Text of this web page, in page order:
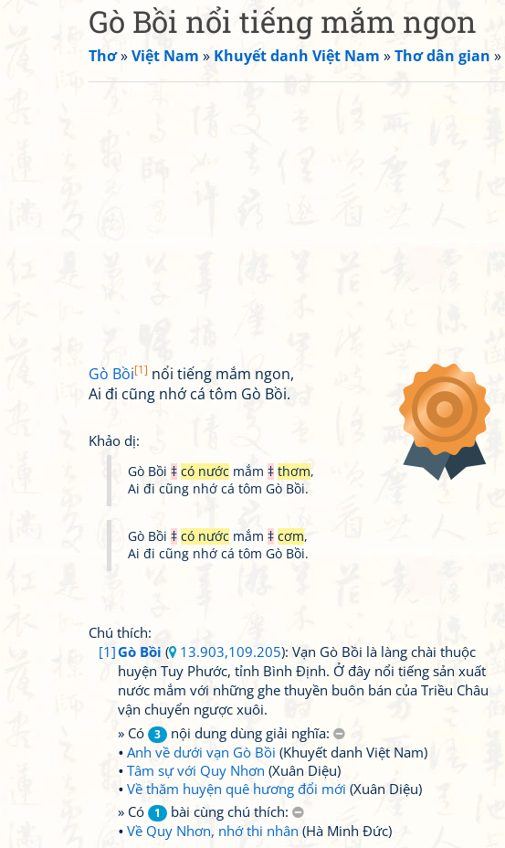
Gò Bồi nổi tiếng mắm ngon
Thơ»Việt Nam » Khuyết danh Việt Nam »Thơ dân gian »
Gò Bồi[1] nổi tiếng mắm ngon,
Ai đi cũng nhớ cá tôm Gò Bồi.
Khảo dị:
Gò Bồi ‡ có nước mắm ‡ thơm,
Ai đi cũng nhớ cá tôm Gò Bồi.
Gò Bồi ‡ có nước mắm ‡ cơm,
Ai đi cũng nhớ cá tôm Gò Bồi.
Chú thích:
[1]Gò Bồi ( 13.903,109.205): Vạn Gò Bồi là làng chài thuộc
huyện Tuy Phước, tỉnh Bình Định. Ở đây nổi tiếng sản xuất
nước mắm với những ghe thuyền buôn bán của Triều Châu
vận chuyển ngược xuôi.
» Có
3
nội dung dùng giải nghĩa:
Anh về dưới vạn Gò Bồi (Khuyết danh Việt Nam)
Tâm sự với Quy Nhơn (Xuân Diệu)
Về thăm huyện quê hương đổi mới (Xuân Diệu)
» Có
1
bài cùng chú thích:
Về Quy Nhơn, nhớ thi nhân (Hà Minh Đức)